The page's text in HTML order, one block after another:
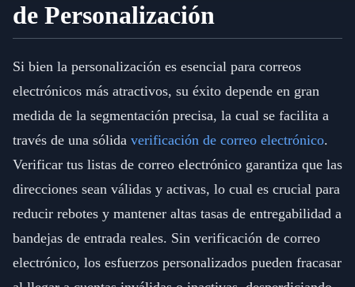
de Personalización
Si bien la personalización es esencial para correos
electrónicos más atractivos, su éxito depende en gran
medida de la segmentación precisa, la cual se facilita a
través de una sólida verificación de correo electrónico.
Verificar tus listas de correo electrónico garantiza que las
direcciones sean válidas y activas, lo cual es crucial para
reducir rebotes y mantener altas tasas de entregabilidad a
bandejas de entrada reales. Sin verificación de correo
electrónico, los esfuerzos personalizados pueden fracasar